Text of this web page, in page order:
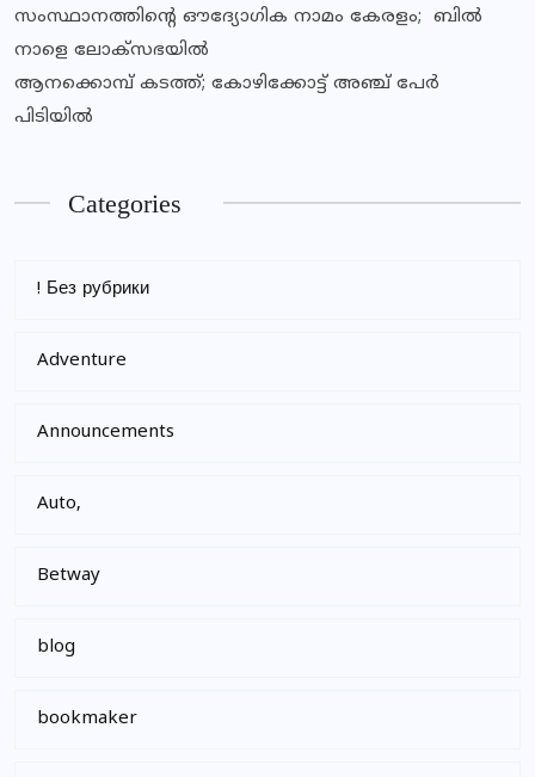
സംസ്ഥാനത്തിന്‍റെ ഔദ്യോഗിക നാമം കേരളം; ബില്‍
നാളെ ലോക്സഭയില്‍
ആനക്കൊമ്പ് കടത്ത്; കോഴിക്കോട്ട് അഞ്ച് പേർ
പിടിയിൽ
Categories
! Без рубрики
Adventure
Announcements
Auto,
Betway
blog
bookmaker